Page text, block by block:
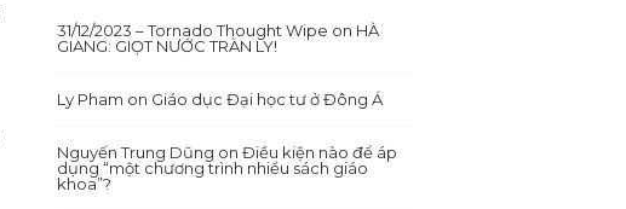
31/12/2023 – Tornado Thought Wipe on HÀ
GIANG: GIỌT NƯỚC TRÀN LY!
Ly Pham on Giáo dục Đại học tư ở Đông Á
Nguyến Trung Dũng onĐiều kiện nào để áp
dụng “một chương trình nhiều sách giáo
khoa”?